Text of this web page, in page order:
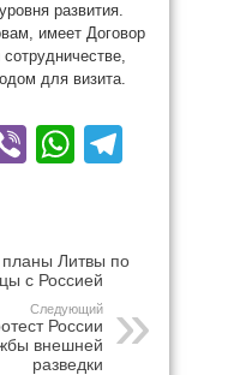
развития.
имеет Договор
для визита.
Viber
Литвы по
с Россией
Следующий
России
внешней
разведки